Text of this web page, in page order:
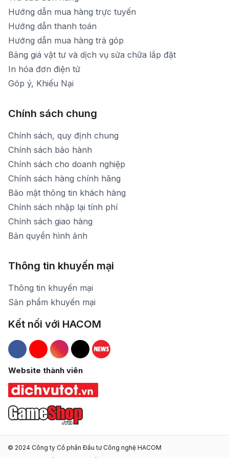
Hướng dẫn mua hàng trực tuyến
Hướng dẫn thanh toán
Hướng dẫn mua hàng trả góp
Bảng giá vật tư và dịch vụ sửa chữa lắp đặt
In hóa đơn điện tử
Góp ý, Khiếu Nại
Chính sách chung
Chính sách, quy định chung
Chính sách bảo hành
Chính sách cho doanh nghiệp
Chính sách hàng chính hãng
Bảo mật thông tin khách hàng
Chính sách nhập lại tính phí
Chính sách giao hàng
Bản quyền hình ảnh
Thông tin khuyến mại
Thông tin khuyến mại
Sản phẩm khuyến mại
Kết nối với HACOM
Hacom Facebook
Hacom YouTube
Hacom Instagram
Hacom TikTok
Website thành viên
© 2024 Công ty Cổ phần Đầu tư Công nghệ HACOM